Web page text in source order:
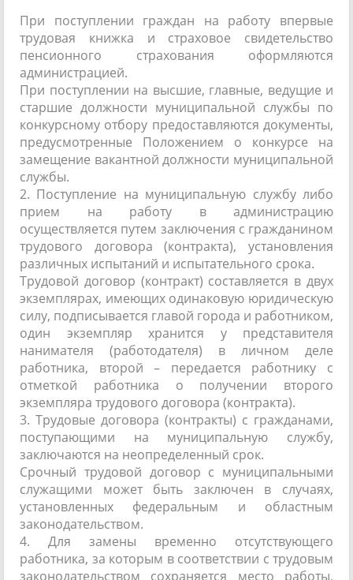
При поступлении граждан на работу впервые
трудовая книжка и страховое свидетельство
пенсионного страхования оформляются
администрацией.
При поступлении на высшие, главные, ведущие и
старшие должности муниципальной службы по
конкурсному отбору предоставляются документы,
предусмотренные Положением о конкурсе на
замещение вакантной должности муниципальной
службы.
2. Поступление на муниципальную службу либо
прием на работу в администрацию
осуществляется путем заключения с гражданином
трудового договора (контракта), установления
различных испытаний и испытательного срока.
Трудовой договор (контракт) составляется в двух
экземплярах, имеющих одинаковую юридическую
силу, подписывается главой города и работником,
один экземпляр хранится у представителя
нанимателя (работодателя) в личном деле
работника, второй – передается работнику с
отметкой работника о получении второго
экземпляра трудового договора (контракта).
3. Трудовые договора (контракты) с гражданами,
поступающими на муниципальную службу,
заключаются на неопределенный срок.
Срочный трудовой договор с муниципальными
служащими может быть заключен в случаях,
установленных федеральным и областным
законодательством.
4. Для замены временно отсутствующего
работника, за которым в соответствии с трудовым
законодательством сохраняется место работы,